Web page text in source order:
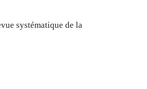
systématique de la